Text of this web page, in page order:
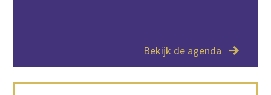
Bekijk de agenda